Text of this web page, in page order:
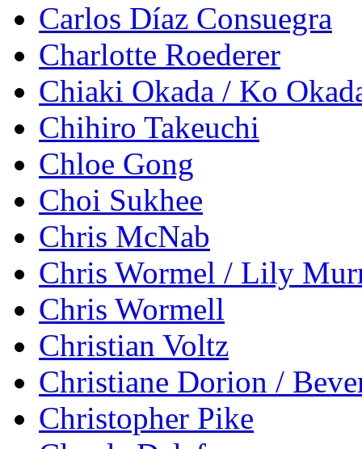
Carlos Díaz Consuegra
Charlotte Roederer
Chiaki Okada / Ko
Chihiro Takeuchi
Chloe Gong
Choi Sukhee
Chris McNab
Chris Wormel / Lily
Chris Wormell
Christian Voltz
Christiane Dorion /
Christopher Pike